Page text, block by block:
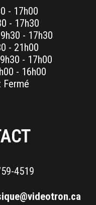
- 17h00
- 17h30
- 17h30
- 21h00
- 17h00
- 16h00
Fermé
4519